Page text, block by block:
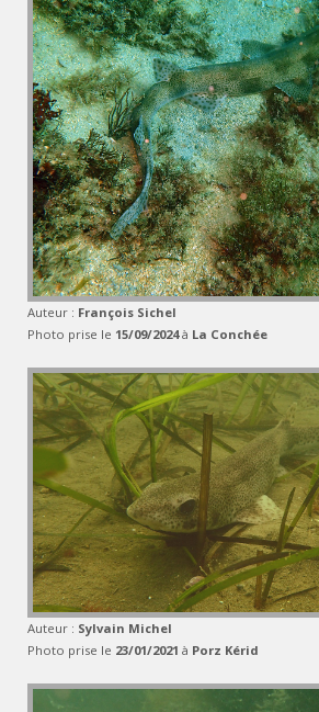
Auteur : François Sichel
Photo prise le 15/09/2024à La Conchée
Auteur : Sylvain Michel
Photo prise le 23/01/2021 à Porz Kérid